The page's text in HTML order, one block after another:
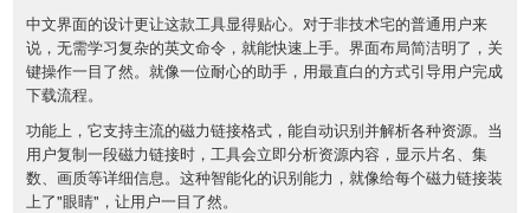
中文界面的设计更让这款工具显得贴心。对于非技术宅的普通用户来
说，无需学习复杂的英文命令，就能快速上手。界面布局简洁明了，关
键操作一目了然。就像一位耐心的助手，用最直白的方式引导用户完成
下载流程。
功能上，它支持主流的磁力链接格式，能自动识别并解析各种资源。当
用户复制一段磁力链接时，工具会立即分析资源内容，显示片名、集
数、画质等详细信息。这种智能化的识别能力，就像给每个磁力链接装
上了"眼睛"，让用户一目了然。